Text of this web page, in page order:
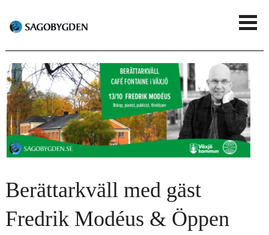
h
u
s
a
m
e
Berättarkväll med gäst
Fredrik Modéus & Öppen